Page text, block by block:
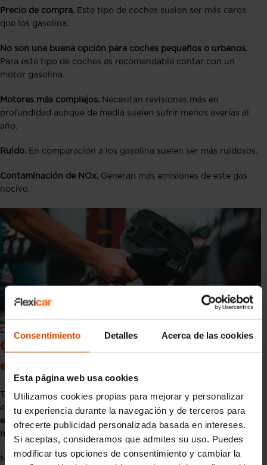
Consentimiento Detalles Acerca de las cookies
Esta página web usa cookies
Utilizamos cookies propias para mejorar y personalizar
tu experiencia durante la navegación y de terceros para
ofrecerte publicidad personalizada basada en intereses.
Si aceptas, consideramos que admites su uso. Puedes
modificar tus opciones de consentimiento y cambiar la
Precio de compra. Este tipo de coches suelen ser más caros
que los gasolina.
No son una buena opción para coches pequeños o urbanos.
Para este tipo de coches es recomendable contar con un
motor gasolina.
Motores más complejos. Necesitan revisiones más en
profundidad aunque de media suelen sufrir menos averías al
año.
Ruido. En comparación a los gasolina suelen ser más ruidosos.
Contaminación de NOx. Generan más emisiones de este gas
nocivo.
Diésel o gasolina, ¿cuál es mejor?
Cambio en la tendencia de precios
en diésel y gasolina
Tal y como hemos mencionado anteriormente, históricamente,
e l precio de repostar diésel siempre ha sido ligeramente más
económico que el repostaje de gasolina, en torno a un 5%-10%
más barato.
No obstante, con la subida generalizada del precio de los